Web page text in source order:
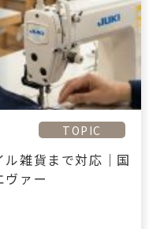
TOPIC
雑貨まで対応｜国
ァー